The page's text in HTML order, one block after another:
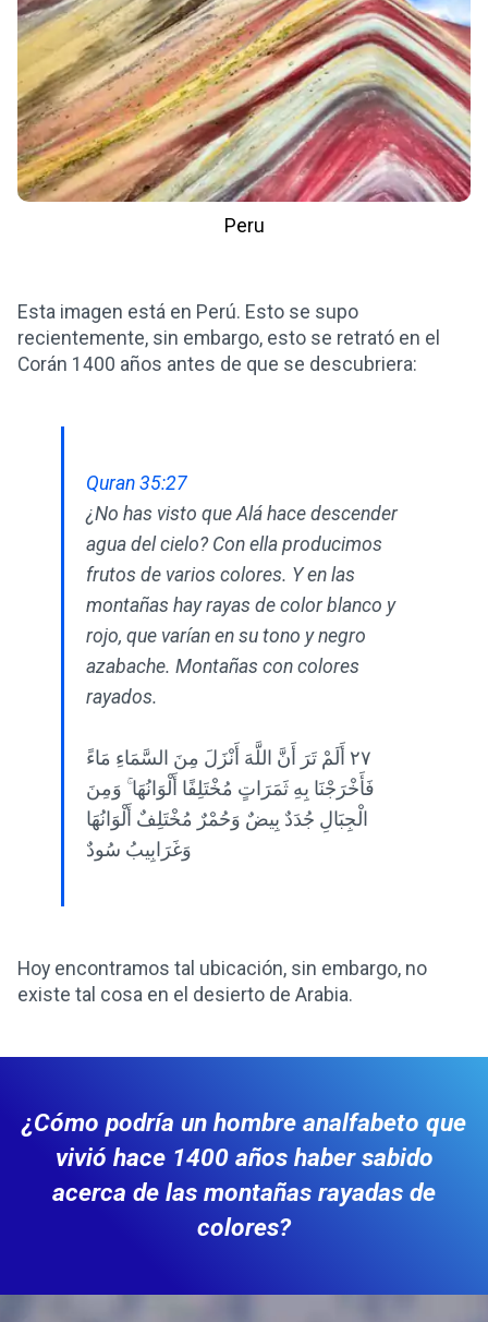
Peru
Esta imagen está en Perú. Esto se supo
recientemente, sin embargo, esto se retrató en el
Corán 1400 años antes de que se descubriera:
Quran 35:27
¿No has visto que Alá hace descender
agua del cielo? Con ella producimos
frutos de varios colores. Y en las
montañas hay rayas de color blanco y
rojo, que varían en su tono y negro
azabache. Montañas con colores
rayados.
٢٧ أَلَمْ تَرَ أَنَّ اللَّهَ أَنْزَلَ مِنَ السَّمَاءِ مَاءً
فَأَخْرَجْنَا بِهِ ثَمَرَاتٍ مُخْتَلِفًا أَلْوَانُهَا ۚ وَمِنَ
الْجِبَالِ جُدَدٌ بِيضٌ وَحُمْرٌ مُخْتَلِفٌ أَلْوَانُهَا
وَغَرَابِيبُ سُودٌ
Hoy encontramos tal ubicación, sin embargo, no
existe tal cosa en el desierto de Arabia.
¿Cómo podría un hombre analfabeto que
vivió hace 1400 años haber sabido
acerca de las montañas rayadas de
colores?